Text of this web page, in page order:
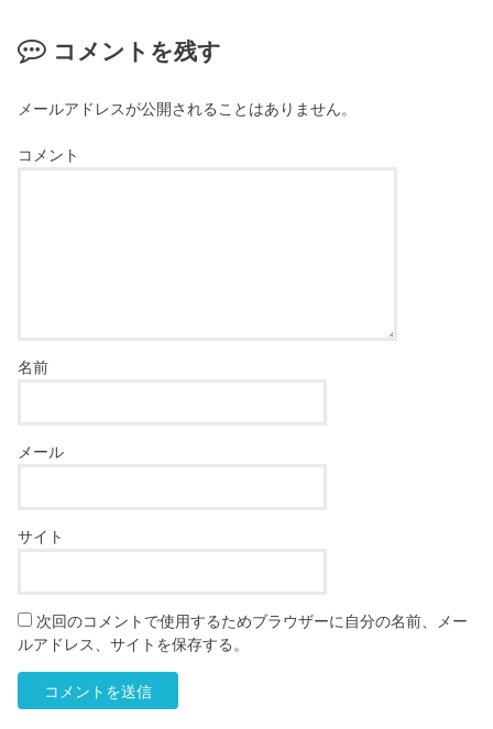
コメントを残す
メールアドレスが公開されることはありません。
コメント
名前
メール
サイト
次回のコメントで使用するためブラウザーに自分の名前、メー
ルアドレス、サイトを保存する。